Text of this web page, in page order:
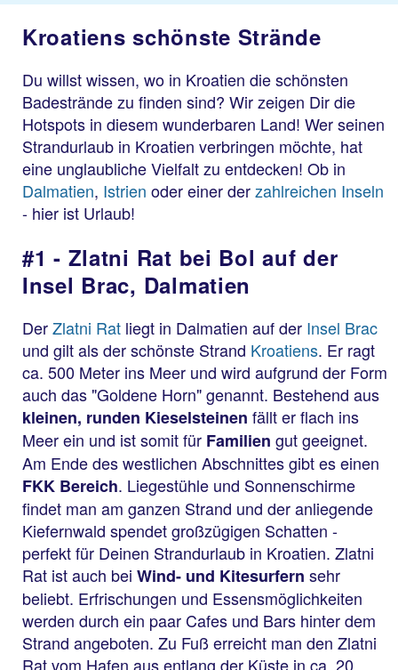
Kroatiens schönste Strände
Du willst wissen, wo in Kroatien die schönsten
Badestrände zu finden sind? Wir zeigen Dir die
Hotspots in diesem wunderbaren Land! Wer seinen
Strandurlaub in Kroatien verbringen möchte, hat
eine unglaubliche Vielfalt zu entdecken! Ob in
Dalmatien, Istrien oder einer derzahlreichen Inseln
- hier ist Urlaub!
#1 - Zlatni Rat bei Bol auf der
Insel Brac, Dalmatien
DerZlatni Rat liegt in Dalmatien auf der Insel Brac
und gilt als der schönste Strand Kroatiens. Er ragt
ca. 500 Meter ins Meer und wird aufgrund der Form
auch das "Goldene Horn" genannt. Bestehend aus
kleinen, runden Kieselsteinen fällt er flach ins
Meer ein und ist somit für Familien gut geeignet.
Am Ende des westlichen Abschnittes gibt es einen
FKK Bereich. Liegestühle und Sonnenschirme
findet man am ganzen Strand und der anliegende
Kiefernwald spendet großzügigen Schatten -
perfekt für Deinen Strandurlaub in Kroatien. Zlatni
Rat ist auch bei Wind- und Kitesurfern sehr
beliebt. Erfrischungen und Essensmöglichkeiten
werden durch ein paar Cafes und Bars hinter dem
Strand angeboten. Zu Fuß erreicht man den Zlatni
Rat vom Hafen aus entlang der Küste in ca. 20